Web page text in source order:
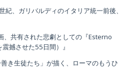
紀、ガリバルディのイタリア統一前後、
、共有された悲劇としての『Esterno
撼させた55日間）』
き生徒たち」が描く、ローマのもうひ